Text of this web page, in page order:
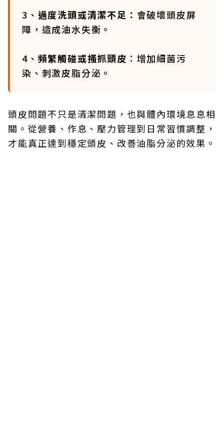
3、 過度洗頭或清潔不足： 會破壞頭皮屏
障，造成油水失衡。
4、 頻繁觸碰或搔抓頭皮 ：增加細菌污
染、刺激皮脂分泌。
頭皮問題不只是清潔問題，也與體內環境息息相
關。從營養、作息、壓力管理到日常習慣調整，
才能真正達到穩定頭皮、改善油脂分泌的效果。